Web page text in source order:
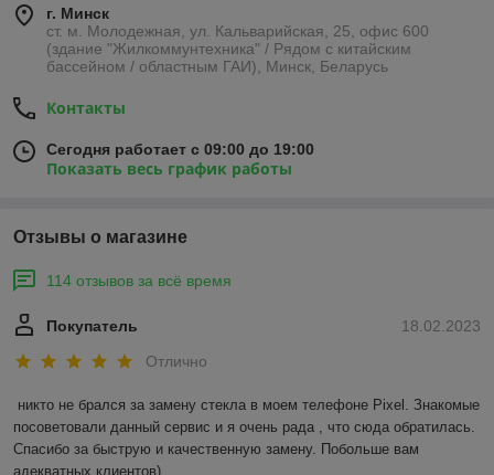
г. Минск
ст. м. Молодежная, ул. Кальварийская, 25, офис 600
(здание "Жилкоммунтехника" / Рядом с китайским
бассейном / областным ГАИ), Минск, Беларусь
Контакты
Сегодня работает с 09:00 до 19:00
Показать весь график работы
Отзывы о магазине
114 отзывов за всё время
18.02.2023
Покупатель
Отлично
никто не брался за замену стекла в моем телефоне Pixel. Знакомые
посоветовали данный сервис и я очень рада , что сюда обратилась.
Спасибо за быструю и качественную замену. Побольше вам
адекватных клиентов)